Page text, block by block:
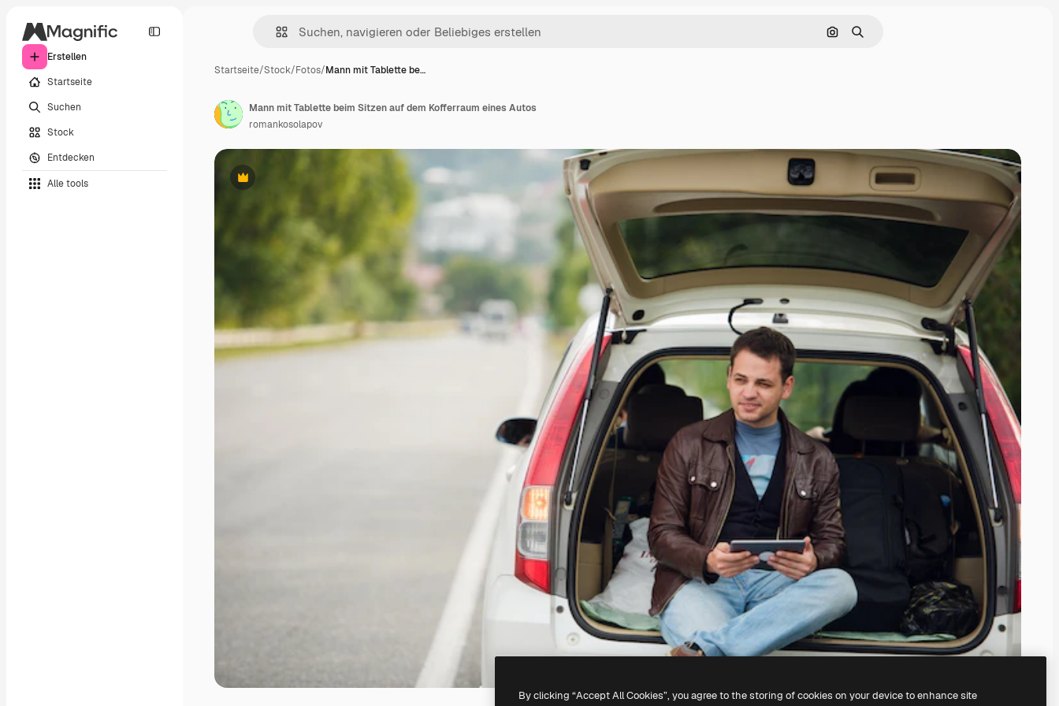
Erstellen
Startseite
Suchen
Stock
Entdecken
Alle tools
Nach Bild suchen
Suchen
Startseite/Stock/Fotos/Mann mit Tablette be…
Premium
Mann mit Tablette beim Sitzen auf dem Kofferraum eines Autos
romankosolapov
By clicking “Accept All Cookies”, you agree to the storing of cookies on your device to enhance site